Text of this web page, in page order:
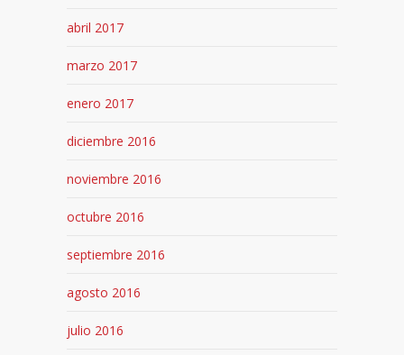
abril 2017
marzo 2017
enero 2017
diciembre 2016
noviembre 2016
octubre 2016
septiembre 2016
agosto 2016
julio 2016